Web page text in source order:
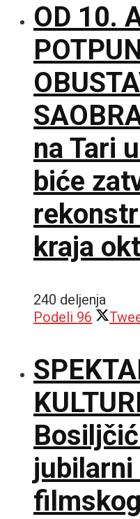
OD 10.
na Tari
biće
kraja
240 deljenja
Podeli 96
jubilarni